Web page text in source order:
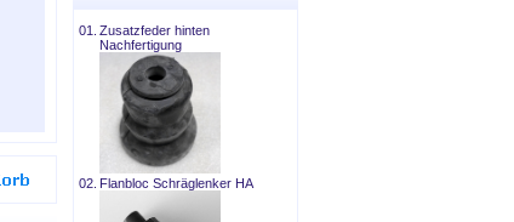
01. Zusatzfeder hinten
Nachfertigung
02. Flanbloc Schräglenker HA